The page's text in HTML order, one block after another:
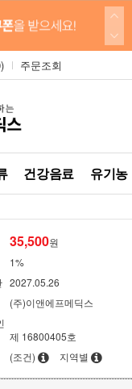
) 주문조회
건강음료 유기
35,500원
1%
2027.05.26
(주)이앤에프메딕스
제 16800405호
(조건) 지역별